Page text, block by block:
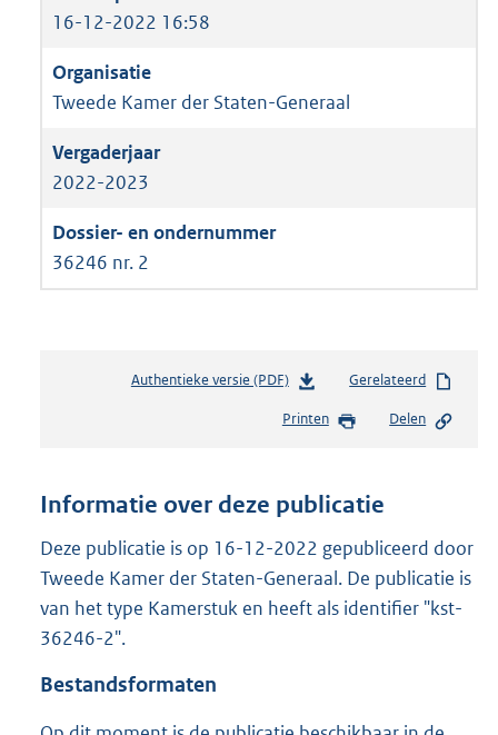
16-12-2022 16:58
Tweede Kamer der Staten-Generaal
2022-2023
36246 nr. 2
Authentieke versie (PDF)b
s
n
s
r
o
:
Gerelateerd
Printen Delen
Informatie over deze publicatie
Deze publicatie is op 16-12-2022 gepubliceerd door
Tweede Kamer der Staten-Generaal. De publicatie is
van het type Kamerstuk en heeft als identifier "kst-
36246-2".
Bestandsformaten